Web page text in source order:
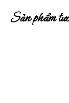
Sản phẩm